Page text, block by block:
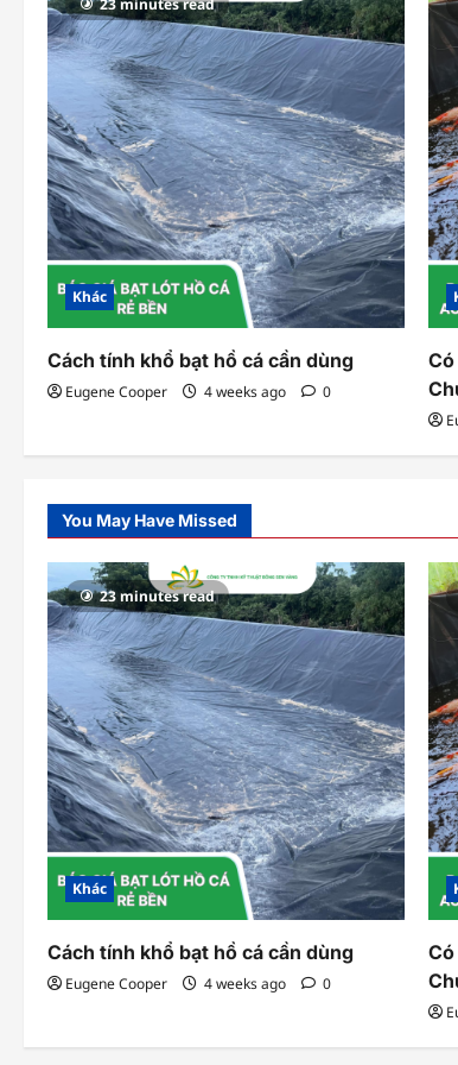
v
i
g
a
t
i
o
n Khác
Cách tính khổ bạt hồ cá cần dùng
Eugene Cooper 4 weeks ago 0
You May Have Missed
23 minutes read
Khác
Cách tính khổ bạt hồ cá cần dùng
Eugene Cooper 4 weeks ago 0